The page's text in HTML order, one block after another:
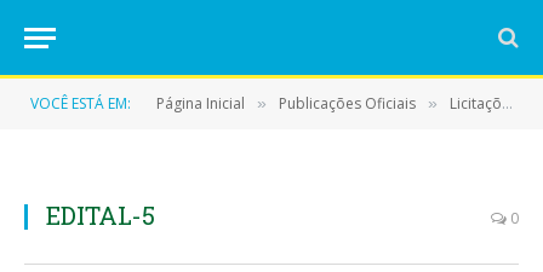
VOCÊ ESTÁ EM: Página Inicial » Publicações Oficiais » Licitações
EDITAL-5 0